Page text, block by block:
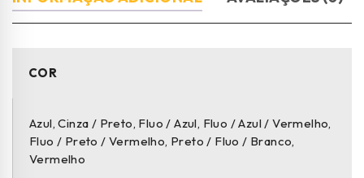
COR
Azul, Cinza / Preto, Fluo / Azul, Fluo / Azul / Vermelho,
Fluo / Preto / Vermelho, Preto / Fluo / Branco,
Vermelho